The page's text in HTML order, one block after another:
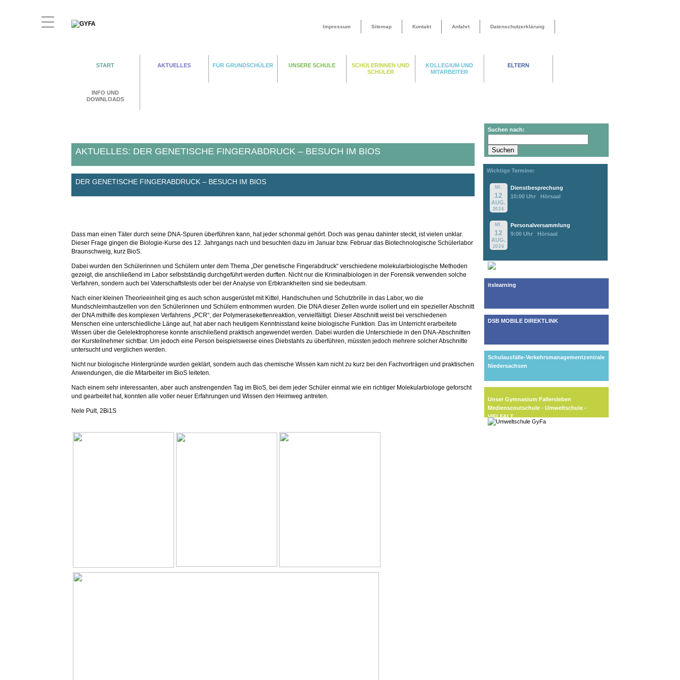
Datenschutzerklärung
Anfahrt
Kontakt
Sitemap
Impressum
START AKTUELLES FÜR GRUNDSCHÜLER UNSERE SCHULE
SCHÜLERINNEN UND
SCHÜLER
KOLLEGIUM UND
MITARBEITER
ELTERN
INFO UND
DOWNLOADS
AKTUELLES: DER GENETISCHE FINGERABDRUCK – BESUCH IM BIOS
DER GENETISCHE FINGERABDRUCK – BESUCH IM BIOS
Dass man einen Täter durch seine DNA-Spuren überführen kann, hat jeder schonmal gehört. Doch was genau dahinter steckt, ist vielen unklar.
Dieser Frage gingen die Biologie-Kurse des 12. Jahrgangs nach und besuchten dazu im Januar bzw. Februar das Biotechnologische Schülerlabor
Braunschweig, kurz BioS.
Dabei wurden den Schülerinnen und Schülern unter dem Thema „Der genetische Fingerabdruck“ verschiedene molekularbiologische Methoden
gezeigt, die anschließend im Labor selbstständig durchgeführt werden durften. Nicht nur die Kriminalbiologen in der Forensik verwenden solche
Verfahren, sondern auch bei Vaterschaftstests oder bei der Analyse von Erbkrankheiten sind sie bedeutsam.
Nach einer kleinen Theorieeinheit ging es auch schon ausgerüstet mit Kittel, Handschuhen und Schutzbrille in das Labor, wo die
Mundschleimhautzellen von den Schülerinnen und Schülern entnommen wurden. Die DNA dieser Zellen wurde isoliert und ein spezieller Abschnitt
der DNA mithilfe des komplexen Verfahrens „PCR“, der Polymerasekettenreaktion, vervielfältigt. Dieser Abschnitt weist bei verschiedenen
Menschen eine unterschiedliche Länge auf, hat aber nach heutigem Kenntnisstand keine biologische Funktion. Das im Unterricht erarbeitete
Wissen über die Gelelektrophorese konnte anschließend praktisch angewendet werden. Dabei wurden die Unterschiede in den DNA-Abschnitten
der Kursteilnehmer sichtbar. Um jedoch eine Person beispielsweise eines Diebstahls zu überführen, müssten jedoch mehrere solcher Abschnitte
untersucht und verglichen werden.
Nicht nur biologische Hintergründe wurden geklärt, sondern auch das chemische Wissen kam nicht zu kurz bei den Fachvorträgen und praktischen
Anwendungen, die die Mitarbeiter im BioS leiteten.
Nach einem sehr interessanten, aber auch anstrengenden Tag im BioS, bei dem jeder Schüler einmal wie ein richtiger Molekularbiologe geforscht
und gearbeitet hat, konnten alle voller neuer Erfahrungen und Wissen den Heimweg antreten.
Nele Pult, 2Bi1S
Suchen nach:
Wichtige Termine:
MI.
12
AUG.
2026
Dienstbesprechung
10:00 Uhr
Hörsaal
MI.
12
AUG.
2026
Personalversammlung
9:00 Uhr
Hörsaal
itslearning
DSB MOBILE DIREKTLINK
Schulausfälle-Verkehrsmanagementzentrale
Niedersachsen
Unser Gymnasium Fallersleben
Medienscoutschule - Umweltschule -
VIELFALT